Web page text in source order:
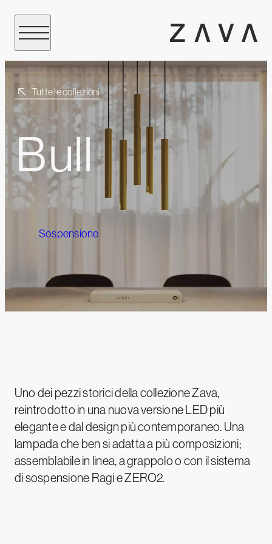
Tutte le collezioni
Bull
Sospensione
Uno dei pezzi storici della collezione Zava,
reintrodotto in una nuova versione LED più
elegante e dal design più contemporaneo. Una
lampada che ben si adatta a più composizioni;
assemblabile in linea, a grappolo o con il sistema
di sospensione Ragi e ZERO2.